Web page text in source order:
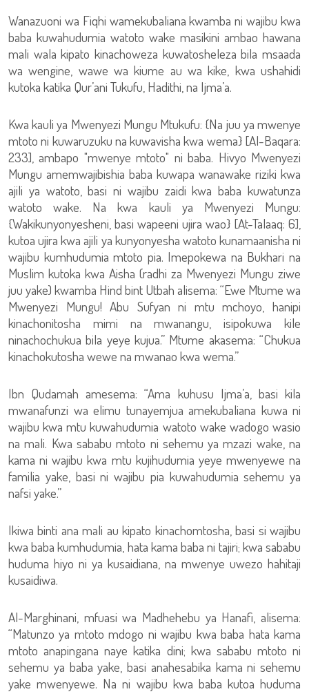
Wanazuoni wa Fiqhi wamekubaliana kwamba ni wajibu kwa
baba kuwahudumia watoto wake masikini ambao hawana
mali wala kipato kinachoweza kuwatosheleza bila msaada
wa wengine, wawe wa kiume au wa kike, kwa ushahidi
kutoka katika Qur’ani Tukufu, Hadithi, na Ijma’a.
Kwa kauli ya Mwenyezi Mungu Mtukufu: {Na juu ya mwenye
mtoto ni kuwaruzuku na kuwavisha kwa wema} [Al-Baqara:
233], ambapo "mwenye mtoto" ni baba. Hivyo Mwenyezi
Mungu amemwajibishia baba kuwapa wanawake riziki kwa
ajili ya watoto, basi ni wajibu zaidi kwa baba kuwatunza
watoto wake. Na kwa kauli ya Mwenyezi Mungu:
{Wakikunyonyesheni, basi wapeeni ujira wao} [At-Talaaq: 6],
kutoa ujira kwa ajili ya kunyonyesha watoto kunamaanisha ni
wajibu kumhudumia mtoto pia. Imepokewa na Bukhari na
Muslim kutoka kwa Aisha (radhi za Mwenyezi Mungu ziwe
juu yake) kwamba Hind bint Utbah alisema: “Ewe Mtume wa
Mwenyezi Mungu! Abu Sufyan ni mtu mchoyo, hanipi
kinachonitosha mimi na mwanangu, isipokuwa kile
ninachochukua bila yeye kujua.” Mtume akasema: “Chukua
kinachokutosha wewe na mwanao kwa wema.”
Ibn Qudamah amesema: “Ama kuhusu Ijma’a, basi kila
mwanafunzi wa elimu tunayemjua amekubaliana kuwa ni
wajibu kwa mtu kuwahudumia watoto wake wadogo wasio
na mali. Kwa sababu mtoto ni sehemu ya mzazi wake, na
kama ni wajibu kwa mtu kujihudumia yeye mwenyewe na
familia yake, basi ni wajibu pia kuwahudumia sehemu ya
nafsi yake.”
Ikiwa binti ana mali au kipato kinachomtosha, basi si wajibu
kwa baba kumhudumia, hata kama baba ni tajiri; kwa sababu
huduma hiyo ni ya kusaidiana, na mwenye uwezo hahitaji
kusaidiwa.
Al-Marghinani, mfuasi wa Madhehebu ya Hanafi, alisema:
“Matunzo ya mtoto mdogo ni wajibu kwa baba hata kama
mtoto anapingana naye katika dini; kwa sababu mtoto ni
sehemu ya baba yake, basi anahesabika kama ni sehemu
yake mwenyewe. Na ni wajibu kwa baba kutoa huduma